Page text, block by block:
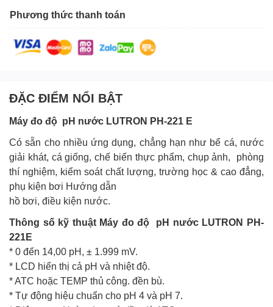
Phương thức thanh toán
ĐẶC ĐIỂM NỔI BẬT
Máy đo độ pH nước LUTRON PH-221 E
Có sẵn cho nhiều ứng dụng, chẳng hạn như bể cá, nước
giải khát, cá giống, chế biến thực phẩm, chụp ảnh, phòng
thí nghiệm, kiểm soát chất lượng, trường học & cao đẳng,
phụ kiện bơi Hướng dẫn
hồ bơi, điều kiện nước.
Thông số kỹ thuật Máy đo độ pH nước LUTRON PH-
221E
* 0 đến 14,00 pH, ± 1.999 mV.
* LCD hiển thị cả pH và nhiệt độ.
* ATC hoặc TEMP thủ công. đền bù.
* Tự động hiệu chuẩn cho pH 4 và pH 7.